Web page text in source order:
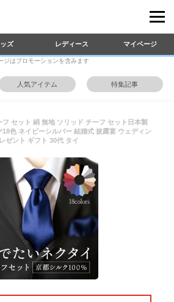
ズ レディース マイページ
ジはプロモーションを含みます
人気アイテム 特集記事
セット 絹 無地 ソリッド チーフ セット日本製
色 ネイビーシルバー 結婚式 披露宴 ウェディン
ゼント ギフト 30代 タイ